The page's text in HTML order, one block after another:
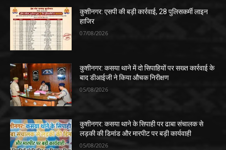
कुशीनगर: एसपी की बड़ी कार्रवाई, 28 पुलिसकर्मी लाइन
हाजिर
07/08/2026
कुशीनगर: कसया थाने में दो सिपाहियों पर सख्त कार्रवाई के
बाद डीआईजी ने किया औचक निरीक्षण
05/08/2026
कुशीनगर: कसया थाने के सिपाही पर ढाबा संचालक से
लड़की की डिमांड और मारपीट पर बड़ी कार्यवाही
05/08/2026